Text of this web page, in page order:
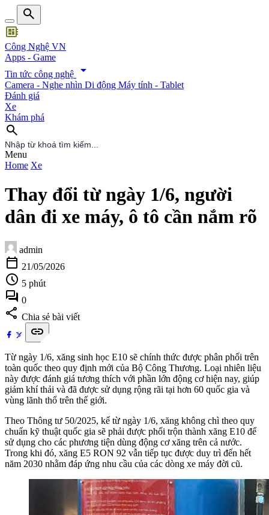
search
developer_board
Công Nghệ VN
Apps - Game
Tin tức công nghệ
arrow_drop_down
Camera - Nghe nhìn Di động Máy tính - Tablet
Đánh giá
Xe
Khám phá
search
search
Menu
Home Xe
Thay đổi từ ngày 1/6, người
dân đi xe máy, ô tô cần nắm rõ
admin
calendar_today 21/05/2026
schedule 5 phút
forum 0
share Chia sẻ bài viết
link
Từ ngày 1/6, xăng sinh học E10 sẽ chính thức được phân phối trên
toàn quốc theo quy định mới của Bộ Công Thương. Loại nhiên liệu
này được đánh giá tương thích với phần lớn động cơ hiện nay, giúp
giảm khí thải và đã được sử dụng rộng rãi tại hơn 60 quốc gia và
vùng lãnh thổ trên thế giới.
Theo Thông tư 50/2025, kể từ ngày 1/6, xăng không chì theo quy
chuẩn kỹ thuật quốc gia sẽ phải được phối trộn thành xăng E10 để
sử dụng cho các phương tiện dùng động cơ xăng trên cả nước.
Trong khi đó, xăng E5 RON 92 vẫn tiếp tục được duy trì đến hết
năm 2030 nhằm đáp ứng nhu cầu của các dòng xe máy đời cũ.